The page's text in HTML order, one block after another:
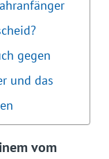
gegen
und das
vom